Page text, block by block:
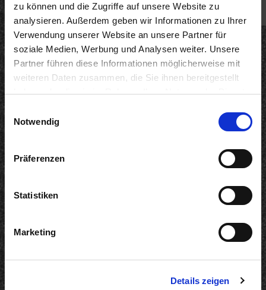
zu können und die Zugriffe auf unsere Website zu
analysieren. Außerdem geben wir Informationen zu Ihrer
Verwendung unserer Website an unsere Partner für
soziale Medien, Werbung und Analysen weiter. Unsere
Partner führen diese Informationen möglicherweise mit
weiteren Daten zusammen, die Sie ihnen bereitgestellt
haben oder die sie im Rahmen Ihrer Nutzung der Dienste
Cookies, wenn Sie unsere Webseite weiterhin nutzen.
Notwendig
Präferenzen
Statistiken
Marketing
Details zeigen
Neuigkeiten
12.05.2026
200 Jahre KD: Remagen und KD starten gemeinsame
22.04.2026
18.03.2026
Produkte
Karriere
JETZT BEWERBEN